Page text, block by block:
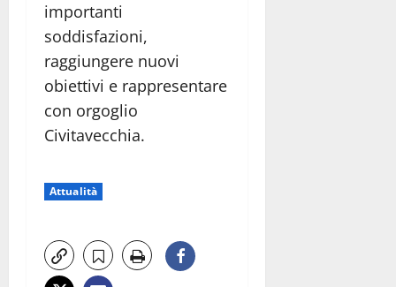
importanti
soddisfazioni,
raggiungere nuovi
obiettivi e rappresentare
con orgoglio
Civitavecchia.
Attualità